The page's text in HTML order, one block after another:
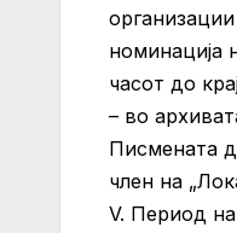
номинација
часот до
– во
Писмената
член на
V. Период